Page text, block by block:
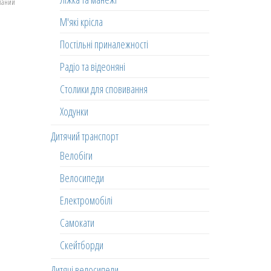
М'які крісла
Постільні приналежності
Радіо та відеоняні
Столики для сповивання
Ходунки
Дитячий транспорт
Велобіги
Велосипеди
Електромобілі
Самокати
Скейтборди